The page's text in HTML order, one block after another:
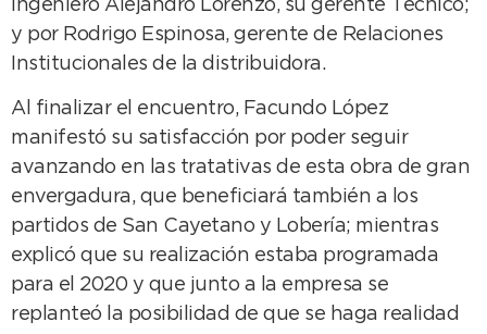
ingeniero Alejandro Lorenzo, su gerente Técnico;
y por Rodrigo Espinosa, gerente de Relaciones
Institucionales de la distribuidora.
Al finalizar el encuentro, Facundo López
manifestó su satisfacción por poder seguir
avanzando en las tratativas de esta obra de gran
envergadura, que beneficiará también a los
partidos de San Cayetano y Lobería; mientras
explicó que su realización estaba programada
para el 2020 y que junto a la empresa se
replanteó la posibilidad de que se haga realidad